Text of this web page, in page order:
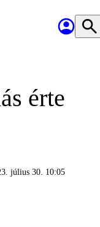
érte
július 30. 10:05